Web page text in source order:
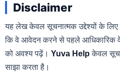
Disclaimer
यह लेख केवल सूचनात्मक उद्देश्यों के लिए
कि वे आवेदन करने से पहले आधिकारिक
को अवश्य पढ़ें। Yuva Help केवल
साझा करता है।